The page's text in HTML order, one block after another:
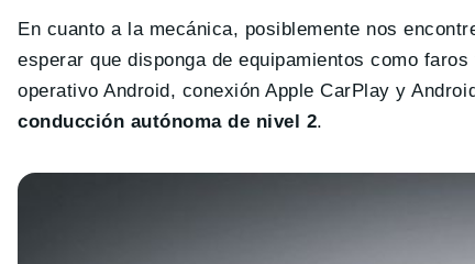
En cuanto a la mecánica, posiblemente nos
esperar que disponga de equipamientos como
operativo Android, conexión Apple CarPlay y
conducción autónoma de nivel 2.